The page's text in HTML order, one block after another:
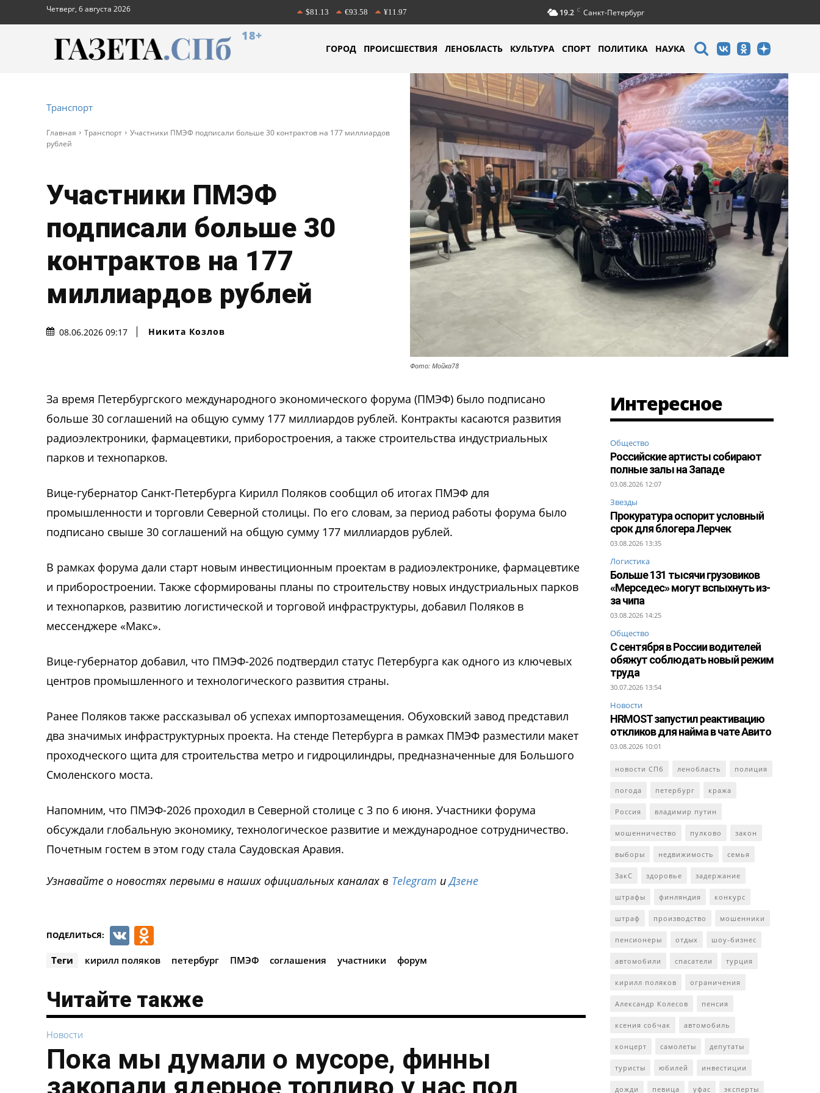
Четверг, 6 августа 2026 $81.13 €93.58 ¥11.97 19.2 C Санкт-Петербург
18+
ГОРОД ПРОИСШЕСТВИЯ ЛЕНОБЛАСТЬ КУЛЬТУРА СПОРТ ПОЛИТИКА НАУКА
Транспорт
Главная Транспорт
Участники ПМЭФ подписали больше 30 контрактов на 177 миллиардов
рублей
Участники ПМЭФ
подписали больше 30
контрактов на 177
миллиардов рублей
08.06.2026 09:17 Никита Козлов
Фото: Мойка78
За время Петербургского международного экономического форума (ПМЭФ) было подписано
больше 30 соглашений на общую сумму 177 миллиардов рублей. Контракты касаются развития
радиоэлектроники, фармацевтики, приборостроения, а также строительства индустриальных
парков и технопарков.
Вице-губернатор Санкт-Петербурга Кирилл Поляков сообщил об итогах ПМЭФ для
промышленности и торговли Северной столицы. По его словам, за период работы форума было
подписано свыше 30 соглашений на общую сумму 177 миллиардов рублей.
В рамках форума дали старт новым инвестиционным проектам в радиоэлектронике, фармацевтике
и приборостроении. Также сформированы планы по строительству новых индустриальных парков
и технопарков, развитию логистической и торговой инфраструктуры, добавил Поляков в
мессенджере «Макс».
Вице-губернатор добавил, что ПМЭФ-2026 подтвердил статус Петербурга как одного из ключевых
центров промышленного и технологического развития страны.
Ранее Поляков также рассказывал об успехах импортозамещения. Обуховский завод представил
два значимых инфраструктурных проекта. На стенде Петербурга в рамках ПМЭФ разместили макет
проходческого щита для строительства метро и гидроцилиндры, предназначенные для Большого
Смоленского моста.
Напомним, что ПМЭФ-2026 проходил в Северной столице с 3 по 6 июня. Участники форума
обсуждали глобальную экономику, технологическое развитие и международное сотрудничество.
Почетным гостем в этом году стала Саудовская Аравия.
Узнавайте о новостях первыми в наших официальных каналах в Telegram иДзене
ПОДЕЛИТЬСЯ: VK
Теги кирилл поляков петербург ПМЭФ соглашения участники форум
Читайте также
Новости
Пока мы думали о мусоре, финны
закопали ядерное топливо у нас под
Интересное
Общество
Российские артисты собирают
полные залы на Западе
03.08.2026 12:07
Звезды
Прокуратура оспорит условный
срок для блогера Лерчек
03.08.2026 13:35
Логистика
Больше 131 тысячи грузовиков
«Мерседес» могут вспыхнуть из-
за чипа
03.08.2026 14:25
Общество
С сентября в России водителей
обяжут соблюдать новый режим
труда
30.07.2026 13:54
Новости
HRMOST запустил реактивацию
откликов для найма в чате Авито
03.08.2026 10:01
новости СПб ленобласть полиция
погода петербург кража
Россия владимир путин
мошенничество пулково закон
выборы недвижимость семья
ЗакС здоровье задержание
штрафы финляндия конкурс
штраф производство мошенники
пенсионеры отдых шоу-бизнес
автомобили спасатели турция
кирилл поляков ограничения
Александр Колесов пенсия
ксения собчак автомобиль
концерт самолеты депутаты
туристы юбилей инвестиции
дожди певица уфас эксперты